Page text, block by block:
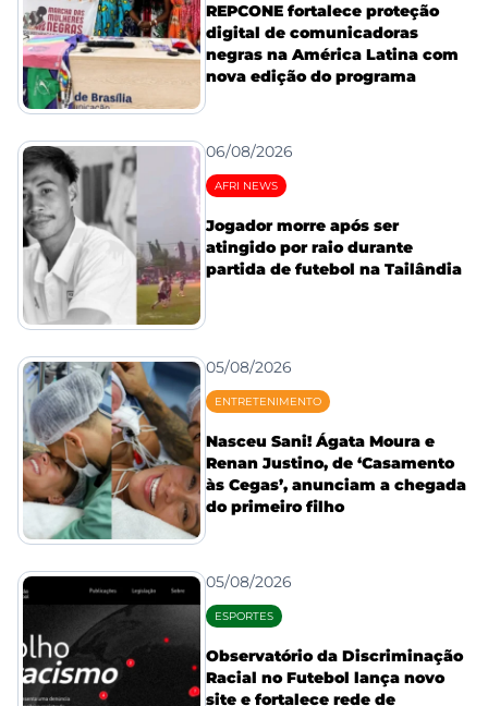
REPCONE fortalece proteção
digital de comunicadoras
negras na América Latina com
nova edição do programa
06/08/2026
AFRI NEWS
Jogador morre após ser
atingido por raio durante
partida de futebol na Tailândia
05/08/2026
ENTRETENIMENTO
Nasceu Sani! Ágata Moura e
Renan Justino, de ‘Casamento
às Cegas’, anunciam a chegada
do primeiro filho
05/08/2026
ESPORTES
Observatório da Discriminação
Racial no Futebol lança novo
site e fortalece rede de